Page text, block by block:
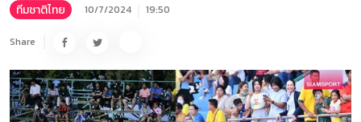
ทีมชาติไทย 10/7/2024 19:50
Share